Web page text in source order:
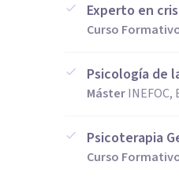
Experto en
Curso
Psicología de
MásterINEFOC,
Psicoterapia
Curso